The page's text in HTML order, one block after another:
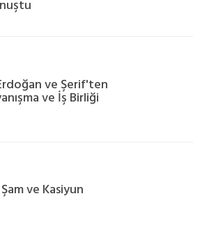
ve Şerif'ten
ve İş Birliği
ve Kasiyun